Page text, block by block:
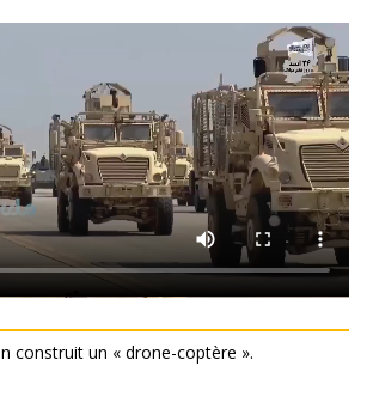
construit un « drone-coptère ».